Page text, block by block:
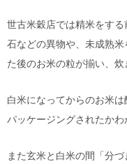
世古米穀店では精米をす
石などの異物や、未成熟
た後のお米の粒が揃い、炊
白米になってからのお米
パッケージングされたかわ
また玄米と白米の間「分